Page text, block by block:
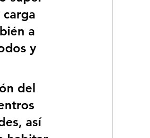
a
y
del
así